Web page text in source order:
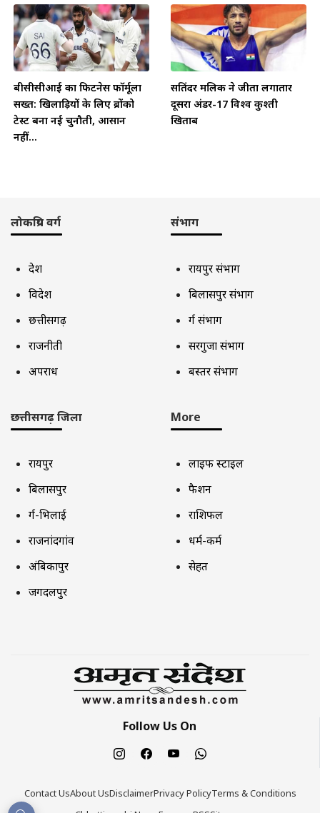
बीसीसीआई का फिटनेस फॉर्मूला
सख्त: खिलाड़ियों के लिए ब्रोंको
टेस्ट बना नई चुनौती, आसान
नहीं...
सतिंदर मलिक ने जीता लगातार
दूसरा अंडर-17 विश्व कुश्ती
खिताब
लोकप्रिय वर्ग
देश
विदेश
छत्तीसगढ़
राजनीती
अपराध
संभाग
रायपुर संभाग
बिलासपुर संभाग
दुर्ग संभाग
सरगुजा संभाग
बस्तर संभाग
छत्तीसगढ़ जिला
रायपुर
बिलासपुर
दुर्ग-भिलाई
राजनांदगांव
अंबिकापुर
जगदलपुर
More
लाइफ स्टाइल
फैशन
राशिफल
धर्म-कर्म
सेहत
Follow Us On
Contact UsAbout UsDisclaimerPrivacy PolicyTerms & Conditions